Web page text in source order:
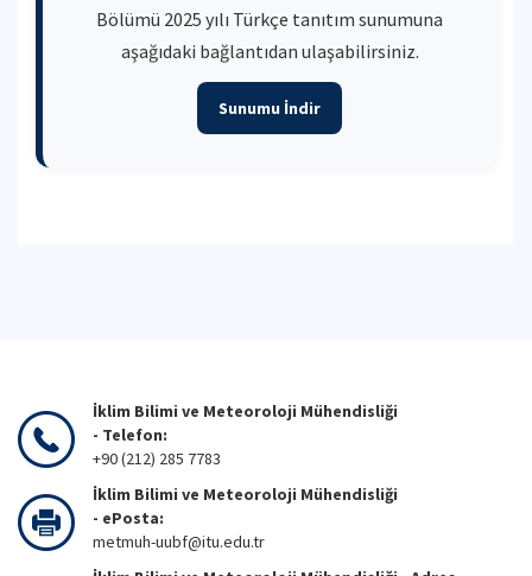
Bölümü 2025 yılı Türkçe tanıtım sunumuna
aşağıdaki bağlantıdan ulaşabilirsiniz.
Sunumu İndir
İklim Bilimi ve Meteoroloji Mühendisliği
- Telefon:
+90 (212) 285 7783
İklim Bilimi ve Meteoroloji Mühendisliği
- ePosta:
metmuh-uubf@itu.edu.tr